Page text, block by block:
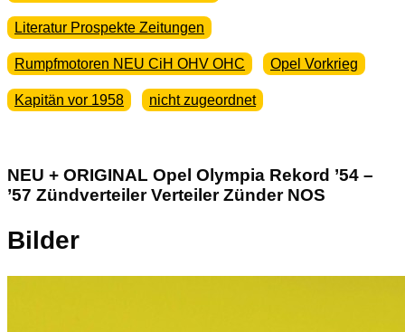
Literatur Prospekte Zeitungen
Rumpfmotoren NEU CiH OHV OHC Opel Vorkrieg
Kapitän vor 1958 nicht zugeordnet
NEU + ORIGINAL Opel Olympia Rekord ’54 –
’57 Zündverteiler Verteiler Zünder NOS
Bilder